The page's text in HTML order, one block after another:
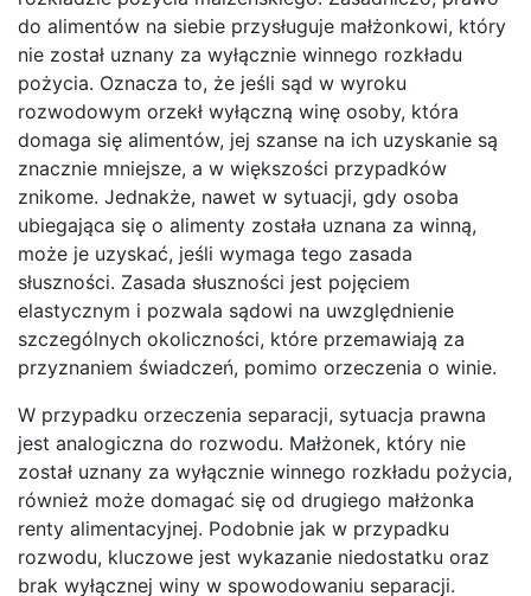
do alimentów na siebie przysługuje małżonkowi, który
nie został uznany za wyłącznie winnego rozkładu
pożycia. Oznacza to, że jeśli sąd w wyroku
rozwodowym orzekł wyłączną winę osoby, która
domaga się alimentów, jej szanse na ich uzyskanie są
znacznie mniejsze, a w większości przypadków
znikome. Jednakże, nawet w sytuacji, gdy osoba
ubiegająca się o alimenty została uznana za winną,
może je uzyskać, jeśli wymaga tego zasada
słuszności. Zasada słuszności jest pojęciem
elastycznym i pozwala sądowi na uwzględnienie
szczególnych okoliczności, które przemawiają za
przyznaniem świadczeń, pomimo orzeczenia o winie.
W przypadku orzeczenia separacji, sytuacja prawna
jest analogiczna do rozwodu. Małżonek, który nie
został uznany za wyłącznie winnego rozkładu pożycia,
również może domagać się od drugiego małżonka
renty alimentacyjnej. Podobnie jak w przypadku
rozwodu, kluczowe jest wykazanie niedostatku oraz
brak wyłącznej winy w spowodowaniu separacji.